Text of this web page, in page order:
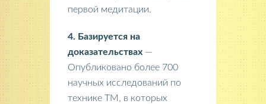
первой медитации.
4. Базируется на
доказательствах —
Опубликовано более 700
научных исследований по
технике ТМ, в которых